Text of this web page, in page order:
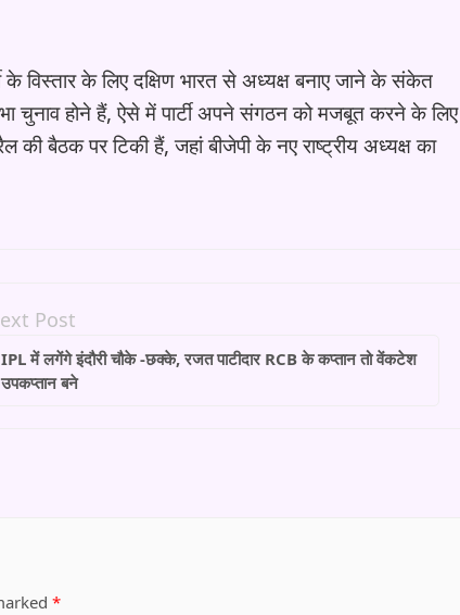
विस्तार के लिए दक्षिण भारत से अध्यक्ष बनाए जाने के संकेत
चुनाव होने हैं, ऐसे में पार्टी अपने संगठन को मजबूत करने के लिए
बैठक पर टिकी हैं, जहां बीजेपी के नए राष्ट्रीय अध्यक्ष का
Post
IPL में लगेंगे इंदौरी चौके -छक्के, रजत पाटीदार RCB के कप्तान तो वेंकटेश
उपकप्तान बने
*